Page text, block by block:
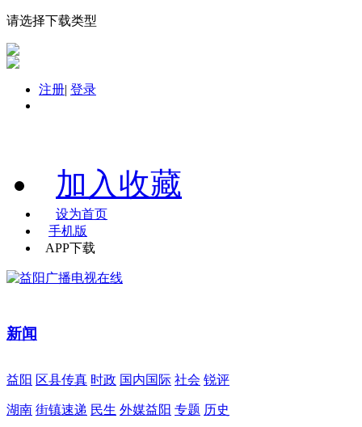
请选择下载类型
注册| 登录
加入收藏
设为首页
手机版
APP下载
新闻
益阳 区县传真 时政 国内国际 社会 锐评
湖南 街镇速递 民生 外媒益阳 专题 历史